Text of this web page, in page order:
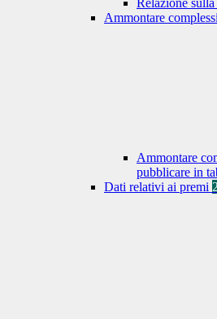
Relazione
Ammontare
Ammontare
pubblicare in
Dati relativi ai premi 2